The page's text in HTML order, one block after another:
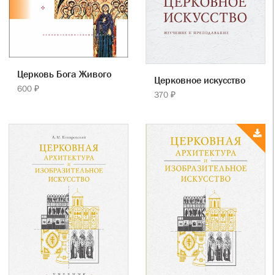
Церковь Бога Живого
600 ₽
Церковное искусство
370 ₽